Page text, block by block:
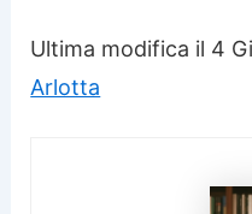
Ultima modifica il 4
Arlotta